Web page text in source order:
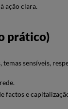
ação clara.
prático)
sensíveis,
factos e